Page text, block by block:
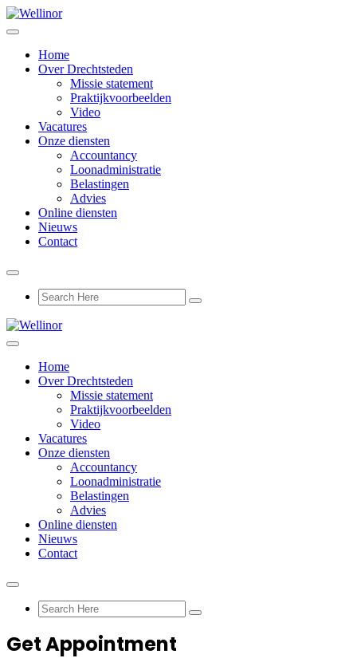
Home
Over Drechtsteden
Missie statement
Praktijkvoorbeelden
Video
Vacatures
Onze diensten
Accountancy
Loonadministratie
Belastingen
Advies
Online diensten
Nieuws
Contact
Home
Over Drechtsteden
Missie statement
Praktijkvoorbeelden
Video
Vacatures
Onze diensten
Accountancy
Loonadministratie
Belastingen
Advies
Online diensten
Nieuws
Contact
Get Appointment